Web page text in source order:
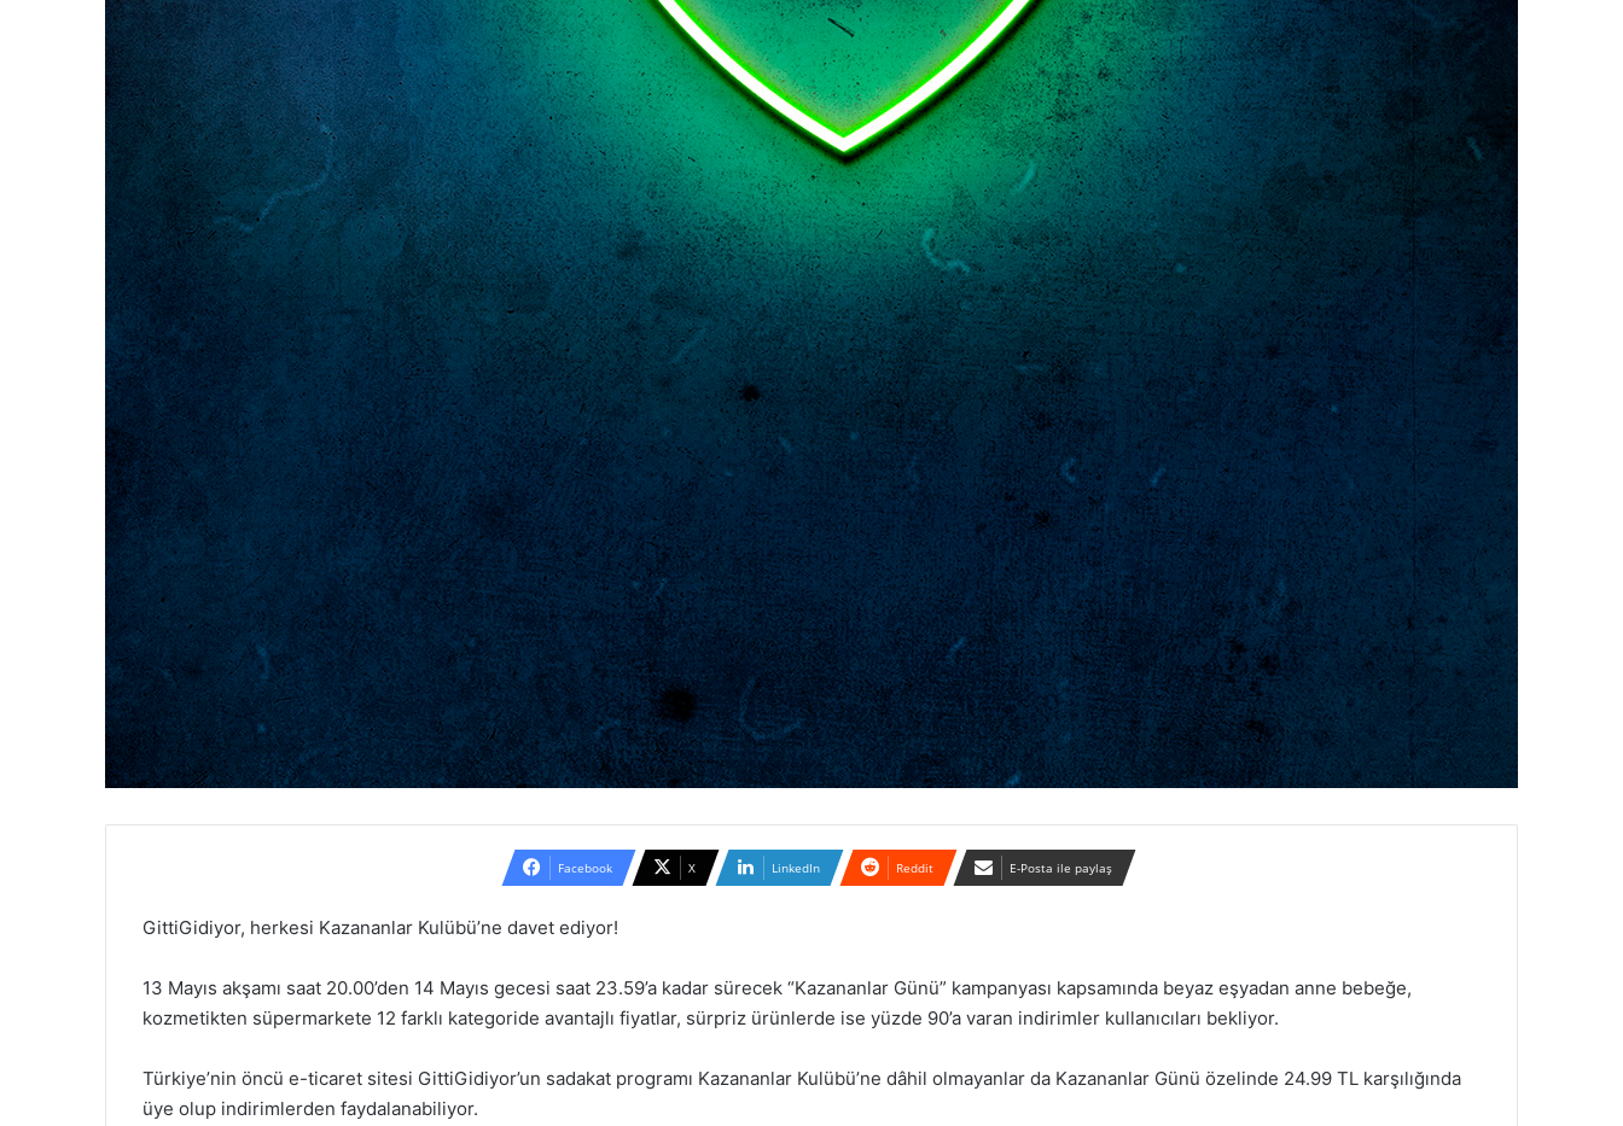
Facebook X LinkedIn Reddit E-Posta ile paylaş
GittiGidiyor, herkesi Kazananlar Kulübü’ne davet ediyor!
13 Mayıs akşamı saat 20.00’den 14 Mayıs gecesi saat 23.59’a kadar sürecek “Kazananlar Günü” kampanyası kapsamında beyaz eşyadan anne bebeğe,
kozmetikten süpermarkete 12 farklı kategoride avantajlı fiyatlar, sürpriz ürünlerde ise yüzde 90’a varan indirimler kullanıcıları bekliyor.
Türkiye’nin öncü e-ticaret sitesi GittiGidiyor’un sadakat programı Kazananlar Kulübü’ne dâhil olmayanlar da Kazananlar Günü özelinde 24.99 TL karşılığında
üye olup indirimlerden faydalanabiliyor.